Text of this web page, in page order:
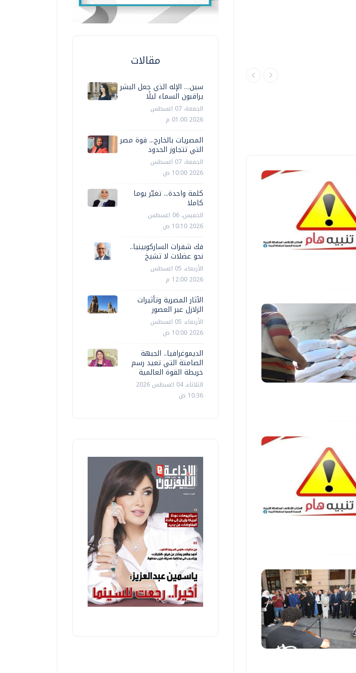
مقالات
سين… الإله الذي جعل البشر
يراقبون السماء ليلًا
الجمعة، 07 اغسطس
2026 01:00 م
المصريات بالخارج... قوة مصر
التي تتجاوز الحدود
الجمعة، 07 اغسطس
2026 10:00 ص
كلمة واحدة... تغيّر يوما
كاملا
الخميس، 06 اغسطس
2026 10:10 ص
فك شفرات الساركوبينيا..
نحو عضلات لا تشيخ
الأربعاء، 05 اغسطس
2026 12:00 م
الآثار المصرية وتأثيرات
الزلازل عبر العصور
الأربعاء، 05 اغسطس
2026 10:00 ص
الديموغرافيا.. الجبهة
الصامتة التي تعيد رسم
خريطة القوة العالمية
الثلاثاء، 04 اغسطس 2026
10:36 ص